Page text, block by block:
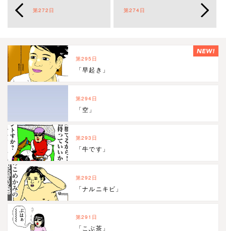
第272日 第274日
第295日
「早起き」
第294日
「空」
第293日
「牛です」
第292日
「ナルニキビ」
第291日
「こぶ茶」